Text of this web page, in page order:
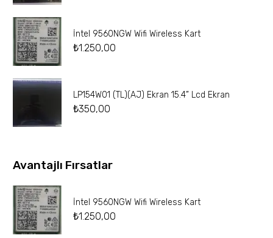
İntel 9560NGW Wifi Wireless Kart
₺1.250,00
LP154W01 (TL)(AJ) Ekran 15.4” Lcd Ekran
₺350,00
Avantajlı Fırsatlar
İntel 9560NGW Wifi Wireless Kart
₺1.250,00